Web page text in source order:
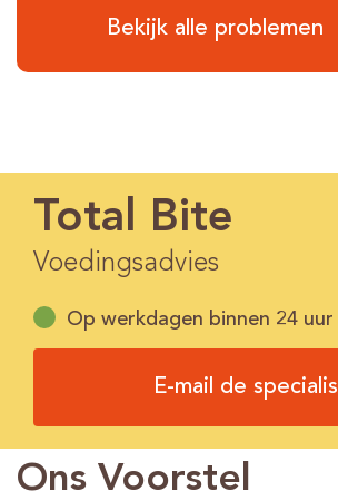
Bekijk alle problemen
Total Bite
Voedingsadvies
Op werkdagen binnen 24
E-mail de
Ons Voorstel